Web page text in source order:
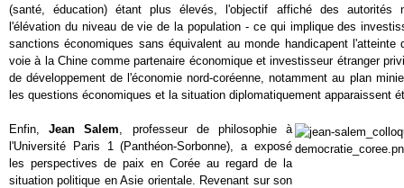
(santé, éducation) étant plus élevés, l'objectif affiché des autorités
l'élévation du niveau de vie de la population - ce qui implique des
sanctions économiques sans équivalent au monde handicapent
voie à la Chine comme partenaire économique et investisseur étranger
de développement de l'économie nord-coréenne, notamment au plan
les questions économiques et la situation diplomatiquement apparaissent
Enfin,Jean Salem , professeur de philosophie à
l'Université Paris 1 (Panthéon-Sorbonne), a exposé
les perspectives de paix en Corée au regard de la
situation politique en Asie orientale. Revenant sur son